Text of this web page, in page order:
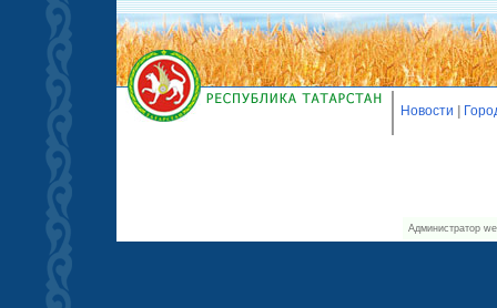
Новости
Администратор